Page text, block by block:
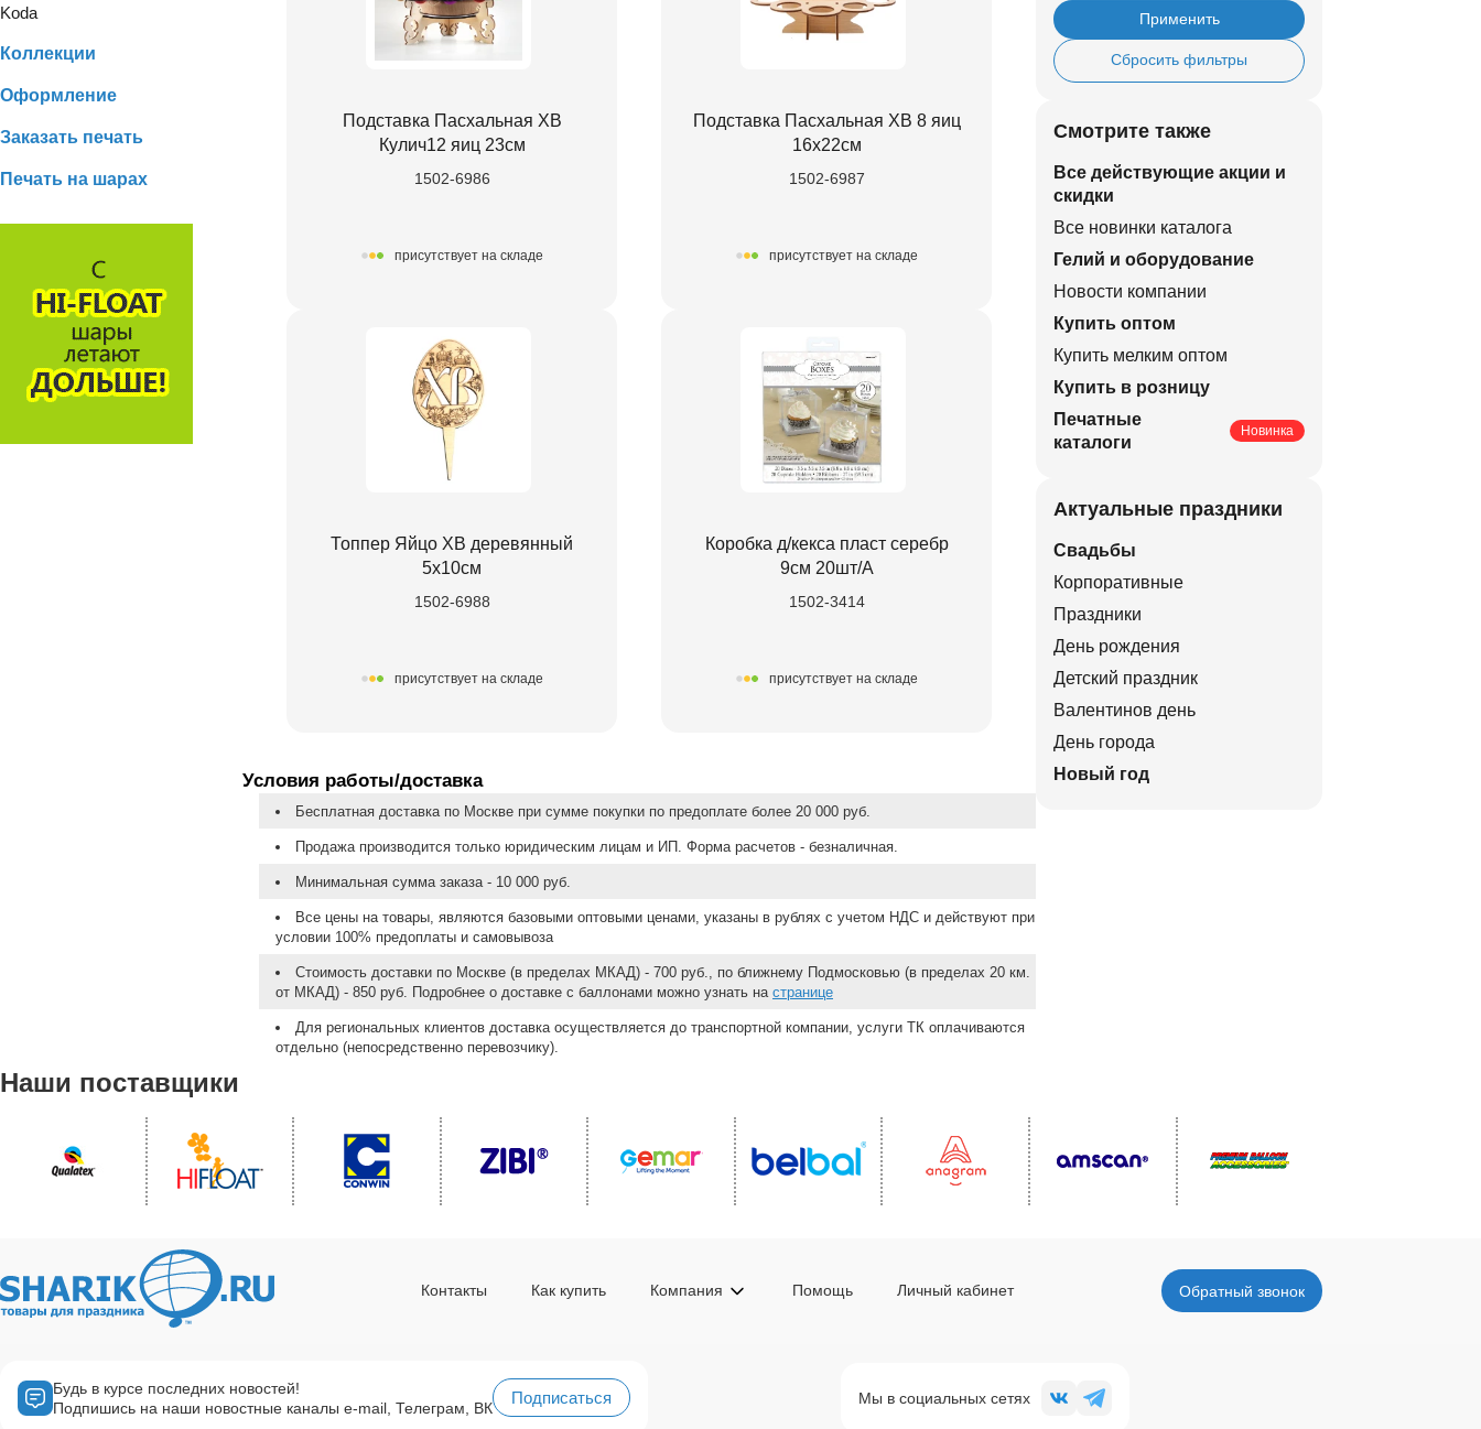
Koda
Коллекции
Оформление
Заказать печать
Печать на шарах
Подставка Пасхальная ХВ
Кулич12 яиц 23см
1502-6986
присутствует на складе
Подставка Пасхальная ХВ 8 яиц
16х22см
1502-6987
присутствует на складе
Топпер Яйцо ХВ деревянный
5х10см
1502-6988
присутствует на складе
Коробка д/кекса пласт серебр
9см 20шт/A
1502-3414
присутствует на складе
Условия работы/доставка
Бесплатная доставка по Москве при сумме покупки по предоплате более 20 000 руб.
Продажа производится только юридическим лицам и ИП. Форма расчетов - безналичная.
Минимальная сумма заказа - 10 000 руб.
Все цены на товары, являются базовыми оптовыми ценами, указаны в рублях с учетом НДС и действуют при
условии 100% предоплаты и самовывоза
Стоимость доставки по Москве (в пределах МКАД) - 700 руб., по ближнему Подмосковью (в пределах 20 км.
от МКАД) - 850 руб. Подробнее о доставке с баллонами можно узнать на странице
Для региональных клиентов доставка осуществляется до транспортной компании, услуги ТК оплачиваются
отдельно (непосредственно перевозчику).
Применить
Сбросить фильтры
Смотрите также
Все действующие акции и
скидки
Все новинки каталога
Гелий и оборудование
Новости компании
Купить оптом
Купить мелким оптом
Купить в розницу
Печатные
каталоги
Новинка
Актуальные праздники
Свадьбы
Корпоративные
Праздники
День рождения
Детский праздник
Валентинов день
День города
Новый год
Наши поставщики
Контакты Как купить Компания Помощь Личный кабинет Обратный звонок
Будь в курсе последних новостей!
Подпишись на наши новостные каналы e-mail, Телеграм, ВК
Подписаться Мы в социальных сетях